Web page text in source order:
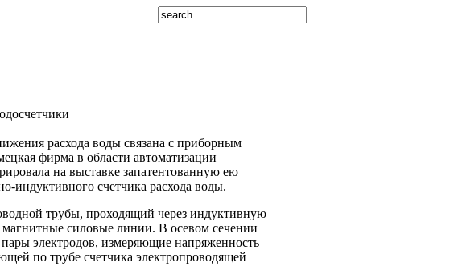
расхода воды связана с приборным
фирма в области автоматизации
на выставке запатентованную ею
индуктивного счетчика расхода воды.
трубы, проходящий через индуктивную
силовые линии. В осевом сечении
электродов, измеряющие напряженность
по трубе счетчика электропроводящей